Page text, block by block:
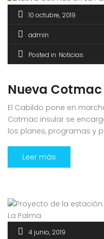
10 octubre, 2019
admin
Posted in Noticias
Nueva
El Cabildo pone en
Cotmac insular se
los planes, programas y
de la competencia que
la Ley del Suelo y de
Leer más
4 junio, 2019